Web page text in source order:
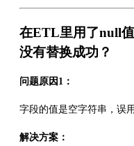
在ETL里用了null
没有替换成功？
问题原因1：
字段的值是空字符串，误
解决方案：